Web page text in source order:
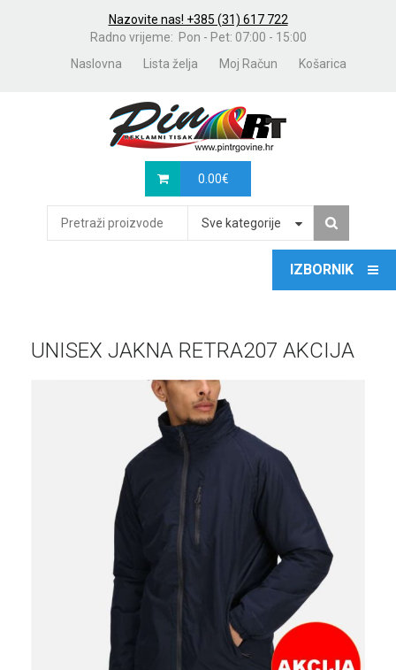
Nazovite nas! +385 (31) 617 722
Radno vrijeme: Pon - Pet: 07:00 - 15:00
Naslovna
Lista želja Moj Račun Košarica
0.00€
Sve kategorije
UNISEX JAKNA RETRA207 AKCIJA